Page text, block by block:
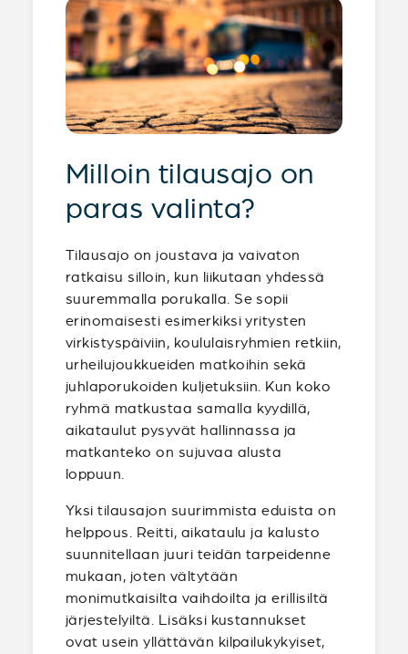
Milloin tilausajo on
paras valinta?
Tilausajo on joustava ja vaivaton
ratkaisu silloin, kun liikutaan yhdessä
suuremmalla porukalla. Se sopii
erinomaisesti esimerkiksi yritysten
virkistyspäiviin, koululaisryhmien retkiin,
urheilujoukkueiden matkoihin sekä
juhlaporukoiden kuljetuksiin. Kun koko
ryhmä matkustaa samalla kyydillä,
aikataulut pysyvät hallinnassa ja
matkanteko on sujuvaa alusta
loppuun.
Yksi tilausajon suurimmista eduista on
helppous. Reitti, aikataulu ja kalusto
suunnitellaan juuri teidän tarpeidenne
mukaan, joten vältytään
monimutkaisilta vaihdoilta ja erillisiltä
järjestelyiltä. Lisäksi kustannukset
ovat usein yllättävän kilpailukykyiset,